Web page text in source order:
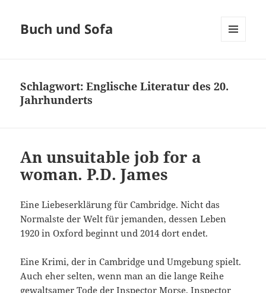
Buch und Sofa
Schlagwort:Englische Literatur des 20.
Jahrhunderts
An unsuitable job for a
woman. P.D. James
Eine Liebeserklärung für Cambridge. Nicht das
Normalste der Welt für jemanden, dessen Leben
1920 in Oxford beginnt und 2014 dort endet.
Eine Krimi, der in Cambridge und Umgebung spielt.
Auch eher selten, wenn man an die lange Reihe
gewaltsamer Tode der Inspector Morse, Inspector